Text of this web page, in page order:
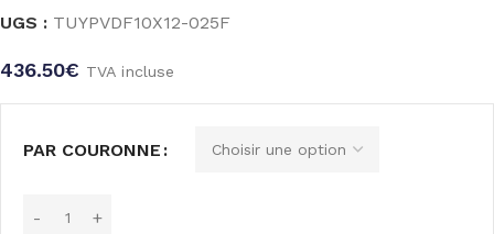
UGS : TUYPVDF10X12-025F
436.50€ TVA incluse
PAR COURONNE